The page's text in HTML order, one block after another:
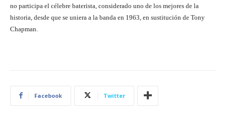
no participa el célebre baterista, considerado uno de los mejores de la
historia, desde que se uniera a la banda en 1963, en sustitución de Tony
Chapman.
Facebook Twitter